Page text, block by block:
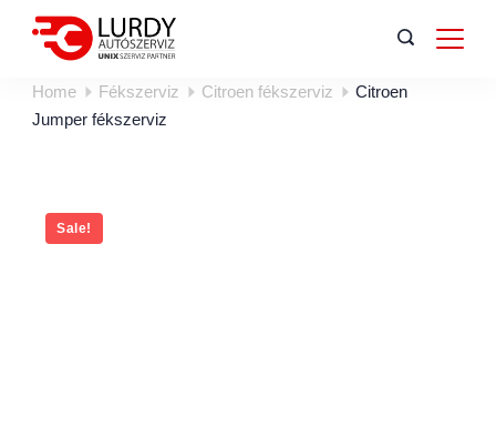
Home Fékszerviz Citroen fékszerviz
Citroen
Jumper fékszerviz
Sale!